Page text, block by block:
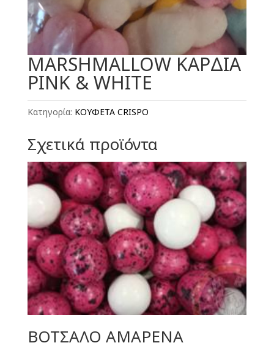
MARSHMALLOW ΚΑΡΔΙΑ
PINK & WHITE
Κατηγορία: ΚΟΥΦΕΤΑ CRISPO
Σχετικά προϊόντα
ΒΟΤΣΑΛΟ ΑΜΑΡΕΝΑ